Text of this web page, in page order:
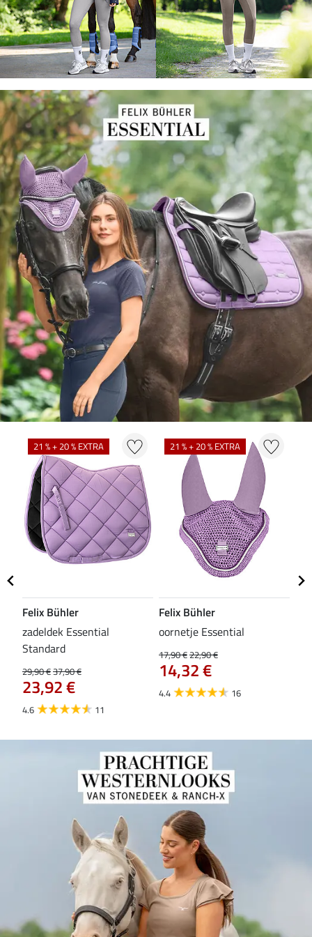
21 % + 20 % EXTRA
Felix Bühler
zadeldek Essential
Standard
29,90 €37,90 €
23,92 €
4.6 11
21 % + 20 % EXTRA
Felix Bühler
oornetje Essential
17,90 €22,90 €
14,32 €
4.4 16